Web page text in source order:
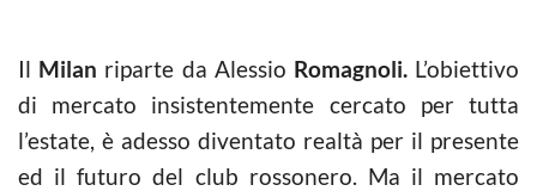
Il Milan riparte da Alessio Romagnoli.L’obiettivo
di mercato insistentemente cercato per tutta
l’estate, è adesso diventato realtà per il presente
ed il futuro del club rossonero. Ma il mercato